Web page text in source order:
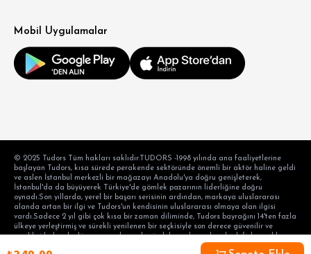
Mobil Uygulamalar
© 2025 Tudors Tüm hakları saklıdır.TUDORS -1998 yılında ana faaliyetlerine
başlayan Tudors, kısa sürede perakende sektöründe önemli bir aktör haline geldi
ve aslen İstanbul merkezli bir mağazayı Anadolu'ya doğru genişleterek,
İstanbul'da da büyüyerek Türkiye'de gömlek pazarının liderliğine doğru
oynadı.Son yıllarda, yerel bir başarı serisinin ardından, markaya uluslararası
alanda artan bir ilgi ve Tudors'un kendisinin uluslararası olmaya olan ilgisi
vardı.Sadece 2 yıl gibi çok kısa bir zaman diliminde, Tudors bayrağını 14'ten fazla
ülkeye yerleştirmiş ve sürekli yenilenen bir seçkisiyle son derece güvenilir ve
yenilikçi kalarak, dünyanın en başarılı gömlek markası olma hedefiyle aralıksız
devam etmektedir. hedef tüketicinin taleplerini karşılama alışkanlığı ve modern